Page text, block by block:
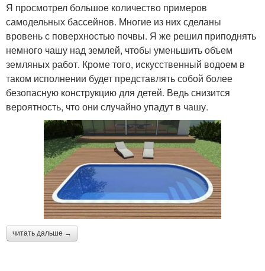
Я просмотрел большое количество примеров
самодельных бассейнов. Многие из них сделаны
вровень с поверхностью почвы. Я же решил приподнять
немного чашу над землей, чтобы уменьшить объем
земляных работ. Кроме того, искусственный водоем в
таком исполнении будет представлять собой более
безопасную конструкцию для детей. Ведь снизится
вероятность, что они случайно упадут в чашу.
читать дальше →